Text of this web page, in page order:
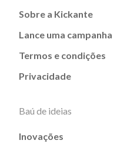
Sobre a Kickante
Lance uma campanha
Termos e condições
Privacidade
Baú de ideias
Inovações